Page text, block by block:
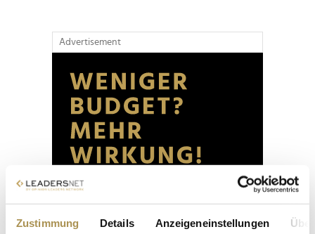
Zustimmung Details Anzeigeneinstellungen
Advertisement